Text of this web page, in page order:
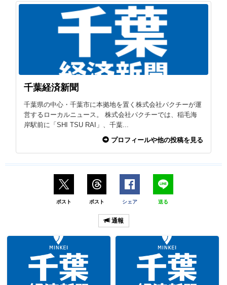
千葉経済新聞
千葉県の中心・千葉市に本拠地を置く株式会社パクチーが運
営するローカルニュース。 株式会社パクチーでは、稲毛海
岸駅前に「SHI TSU RAI」、千葉...
プロフィールや他の投稿を見る
ポスト ポスト シェア 送る
通報